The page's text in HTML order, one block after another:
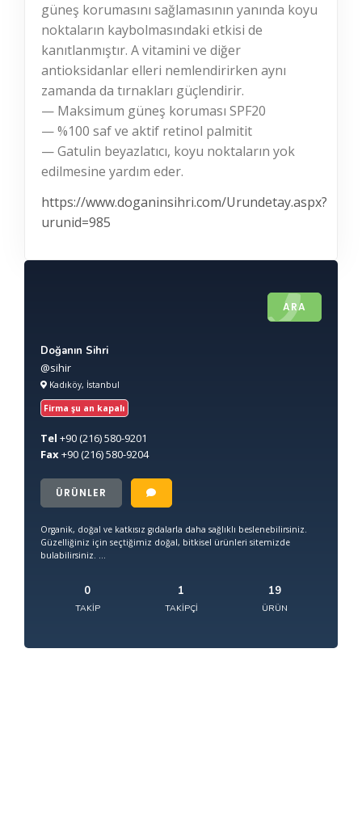
güneş korumasını sağlamasının yanında koyu
noktaların kaybolmasındaki etkisi de
kanıtlanmıştır. A vitamini ve diğer
antioksidanlar elleri nemlendirirken aynı
zamanda da tırnakları güçlendirir.
— Maksimum güneş koruması SPF20
— %100 saf ve aktif retinol palmitit
— Gatulin beyazlatıcı, koyu noktaların yok
edilmesine yardım eder.
https://www.doganinsihri.com/Urundetay.aspx?
urunid=985
ARA
Doğanın Sihri
@sihir
Kadıköy, İstanbul
Firma şu an kapalı
Tel +90(216) 580-9201
Fax+90(216) 580-9204
ÜRÜNLER
Organik, doğal ve katkısız gıdalarla daha sağlıklı beslenebilirsiniz.
Güzelliğiniz için seçtiğimiz doğal, bitkisel ürünleri sitemizde
bulabilirsiniz. ...
0
TAKIP
1
TAKIPÇI
19
ÜRÜN